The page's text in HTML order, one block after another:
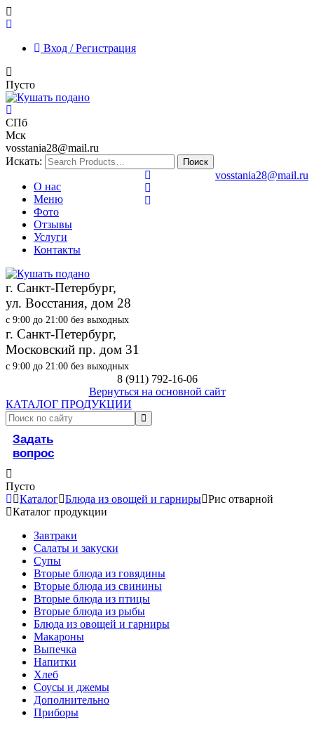
Вход / Регистрация
Пусто
СПб
Мск
vosstania28@mail.ru
Искать:
О нас
Меню
Фото
Отзывы
Услуги
Контакты
vosstania28@mail.ru
г. Санкт-Петербург,
ул. Восстания, дом 28
с 9:00 до 21:00 без выходных
г. Санкт-Петербург,
Московский пр. дом 31
с 9:00 до 21:00 без выходных
8 (911) 792-16-06
Вернуться на основной сайт
КАТАЛОГ ПРОДУКЦИИ
Задать
вопрос
Пусто
Каталог Блюда из овощей и гарниры Рис отварной
Каталог продукции
Завтраки
Салаты и закуски
Супы
Вторые блюда из говядины
Вторые блюда из свинины
Вторые блюда из птицы
Вторые блюда из рыбы
Блюда из овощей и гарниры
Макароны
Выпечка
Напитки
Хлеб
Соусы и джемы
Дополнительно
Приборы